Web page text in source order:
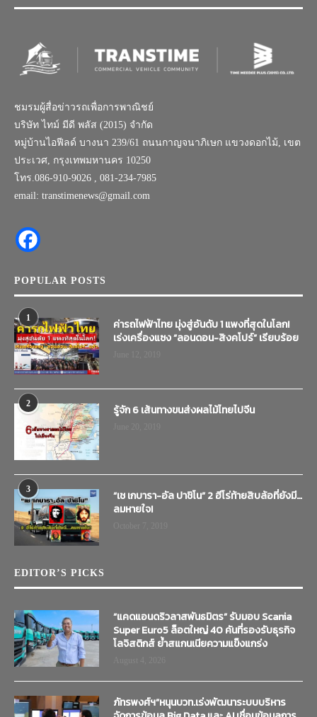
ชมรมผู้สื่อข่าวรถเพื่อการพาณิชย์
บริษัท ไทม์ มีดี พลัส (2015) จำกัด
หมู่บ้านไอฟีลด์ บางนา 239/61 ถนนกาญจนาภิเษก แขวงดอกไม้, เขต
ประเวศ, กรุงเทพมหานคร 10250
โทร.086-910-9026 , 081-234-7985
email: transtimenews@gmail.com
POPULAR POSTS
1
ค่ารถไฟฟ้าไทย มุ่งสู่อันดับ 1 แพงที่สุดในโลก!
เร่งเครื่องแซง “ลอนดอน-สิงคโปร์” เรียบร้อย
2 รู้จัก 6 เส้นทางขนส่งผลไม้ไทยไปจีน
3
“เช เกบารา-อัล ปาชิโน” 2 ฮีโร่ท้ายสิบล้อที่ยังมี…
ลมหายใจ!
EDITOR’S PICKS
“แคดแอนดริวลาสพันธมิตร” รับมอบ Scania
Super Euro5 ล็อตใหญ่ 40 คันที่รองรับธุรกิจ
โลจิสติกส์ ย้ำสแกนเนียความแข็งแกร่ง
ภัทรพงศ์ฯ”หนุนบวท.เร่งพัฒนาระบบบริหาร